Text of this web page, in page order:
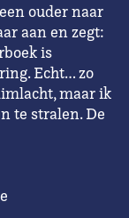
ouder naar
aan en zegt:
is
Echt… zo
maar ik
te stralen. De